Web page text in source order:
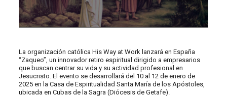
La organización católica His Way at Work lanzará en España
“Zaqueo”, un innovador retiro espiritual dirigido a empresarios
que buscan centrar su vida y su actividad profesional en
Jesucristo. El evento se desarrollará del 10 al 12 de enero de
2025 en la Casa de Espiritualidad Santa María de los Apóstoles,
ubicada en Cubas de la Sagra (Diócesis de Getafe).